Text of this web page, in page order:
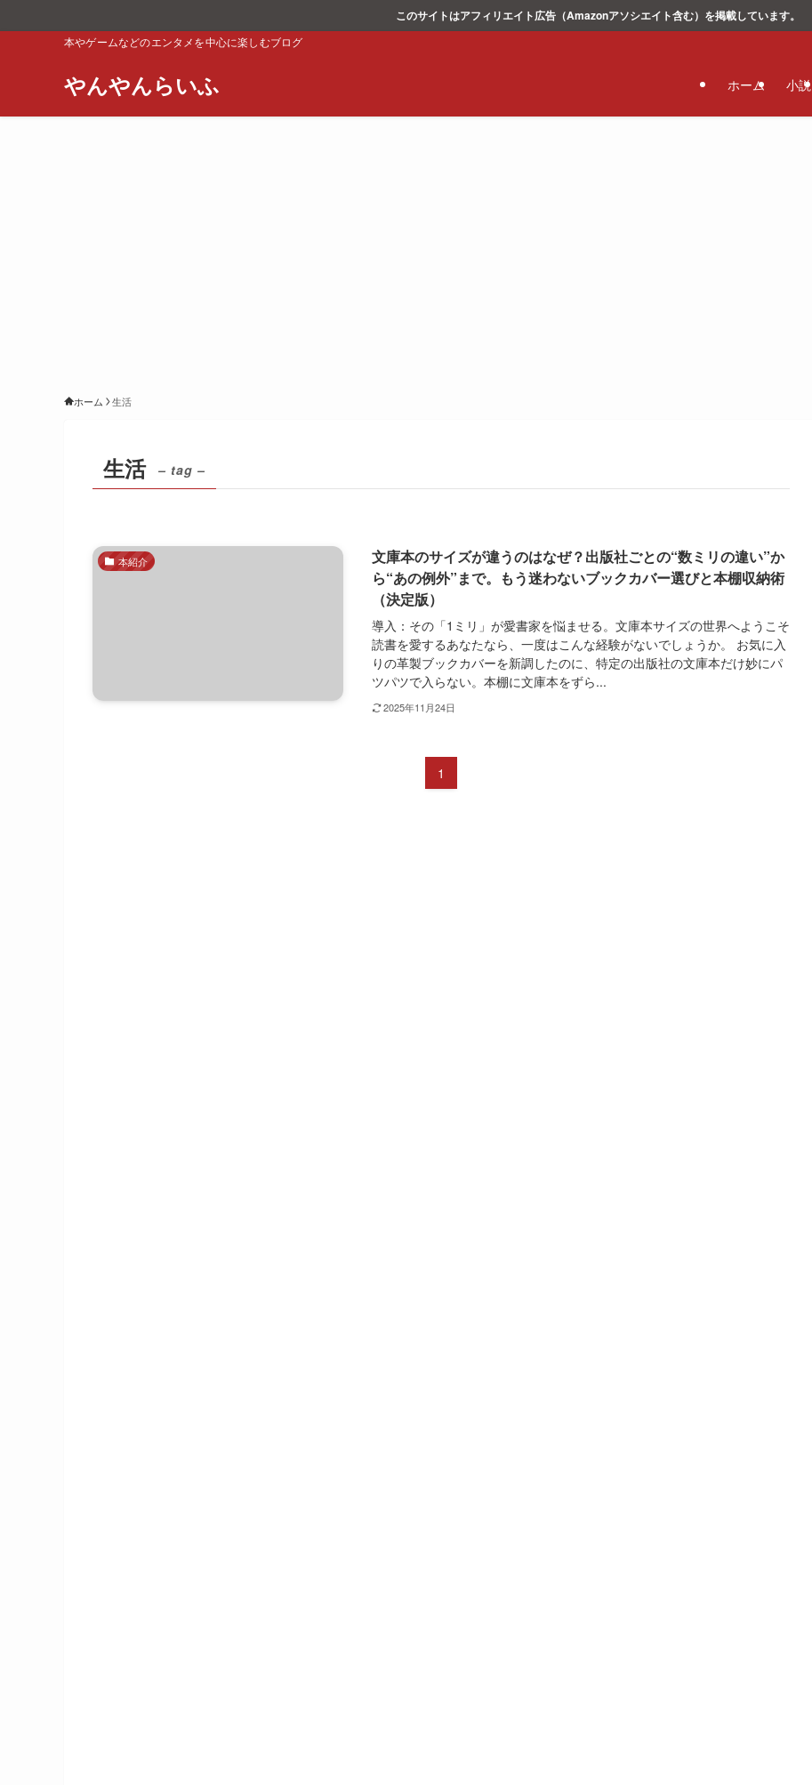
このサイトはアフィリエイト広告（Amazonアソシエイト含む）を掲載しています。
本やゲームなどのエンタメを中心に楽しむブログ
やんやんらいふ ホーム 小説
ホーム 生活
生活 – tag –
本紹介
文庫本のサイズが違うのはなぜ？出版社ごとの“数ミリの違い”か
ら“あの例外”まで。もう迷わないブックカバー選びと本棚収納術
（決定版）
導入：その「1ミリ」が愛書家を悩ませる。文庫本サイズの世界へようこそ
読書を愛するあなたなら、一度はこんな経験がないでしょうか。 お気に入
りの革製ブックカバーを新調したのに、特定の出版社の文庫本だけ妙にパ
ツパツで入らない。本棚に文庫本をずら...
2025年11月24日
1